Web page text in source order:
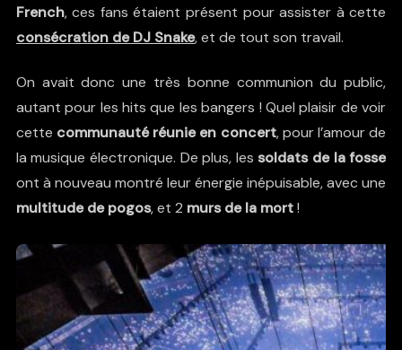
French, ces fans étaient présent pour assister à cette
consécration de DJ Snake, et de tout son travail.
On avait donc une très bonne communion du public,
autant pour les hits que les bangers ! Quel plaisir de voir
cette communauté réunie en concert, pour l’amour de
la musique électronique. De plus, lessoldats de la fosse
ont à nouveau montré leur énergie inépuisable, avec une
multitude de pogos, et 2 murs de la mort!